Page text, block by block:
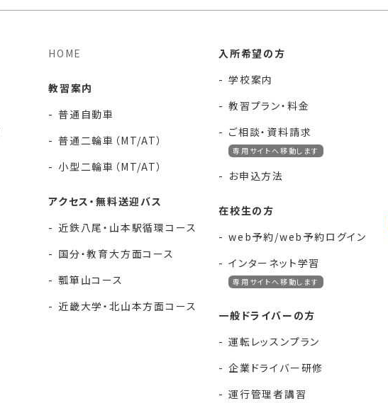
HOME
教習案内
普通自動車
普通二輪車（MT/AT）
小型二輪車（MT/AT）
アクセス・無料送迎バス
近鉄八尾・山本駅循環コース
国分・教育大方面コース
瓢箪山コース
近畿大学・北山本方面コース
入所希望の方
学校案内
教習プラン・料金
ご相談・資料請求
専用サイトへ移動します
お申込方法
在校生の方
web予約/web予約ログイン
インターネット学習
専用サイトへ移動します
一般ドライバーの方
運転レッスンプラン
企業ドライバー研修
運行管理者講習